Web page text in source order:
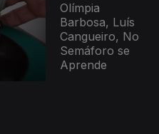
Olímpia
Barbosa, Luís
Cangueiro, No
Semáforo se
Aprende